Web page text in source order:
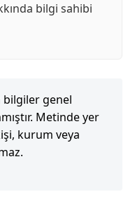
bilgi sahibi
bilgiler genel
Metinde yer
kurum veya